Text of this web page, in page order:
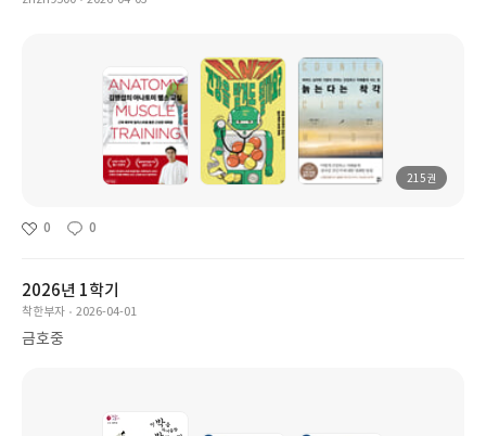
215권
0 0
2026년 1학기
착한부자 2026-04-01
금호중